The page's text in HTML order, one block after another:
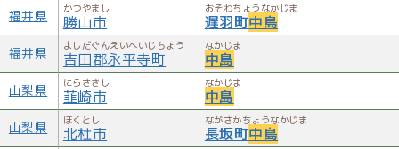
福井県 かつやまし
勝山市
おそわちょうなかじま
遅羽町中島
福井県 よしだぐんえいへいじちょう
吉田郡永平寺町
なかじま
中島
山梨県 にらさきし
韮崎市
なかじま
中島
山梨県 ほくとし
北杜市
ながさかちょうなかじま
長坂町中島